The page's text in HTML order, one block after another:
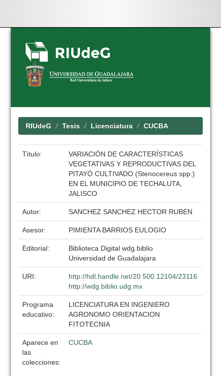
Skip
navigation
RIUdeG Tesis Licenciatura CUCBA
Título:
VARIACIÓN DE CARACTERÍSTICAS
VEGETATIVAS Y REPRODUCTIVAS DEL
PITAYÓ CULTIVADO (Stenocereus spp.)
EN EL MUNICIPIO DE TECHALUTA,
JALISCO
Autor: SANCHEZ SANCHEZ HECTOR RUBEN
Asesor: PIMIENTA BARRIOS EULOGIO
Editorial:
Biblioteca Digital wdg.biblio
Universidad de Guadalajara
URI:
http://hdl.handle.net/20.500.12104/23116
http://wdg.biblio.udg.mx
Programa
educativo:
LICENCIATURA EN INGENIERO
AGRONOMO ORIENTACION
FITOTECNIA
Aparece en
las
colecciones:
CUCBA